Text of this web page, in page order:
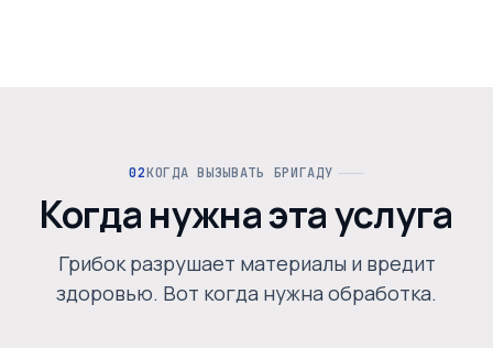
КОГДА ВЫЗЫВАТЬ БРИГАДУ
Когда нужна эта услуга
Грибок разрушает материалы и вредит
здоровью. Вот когда нужна обработка.